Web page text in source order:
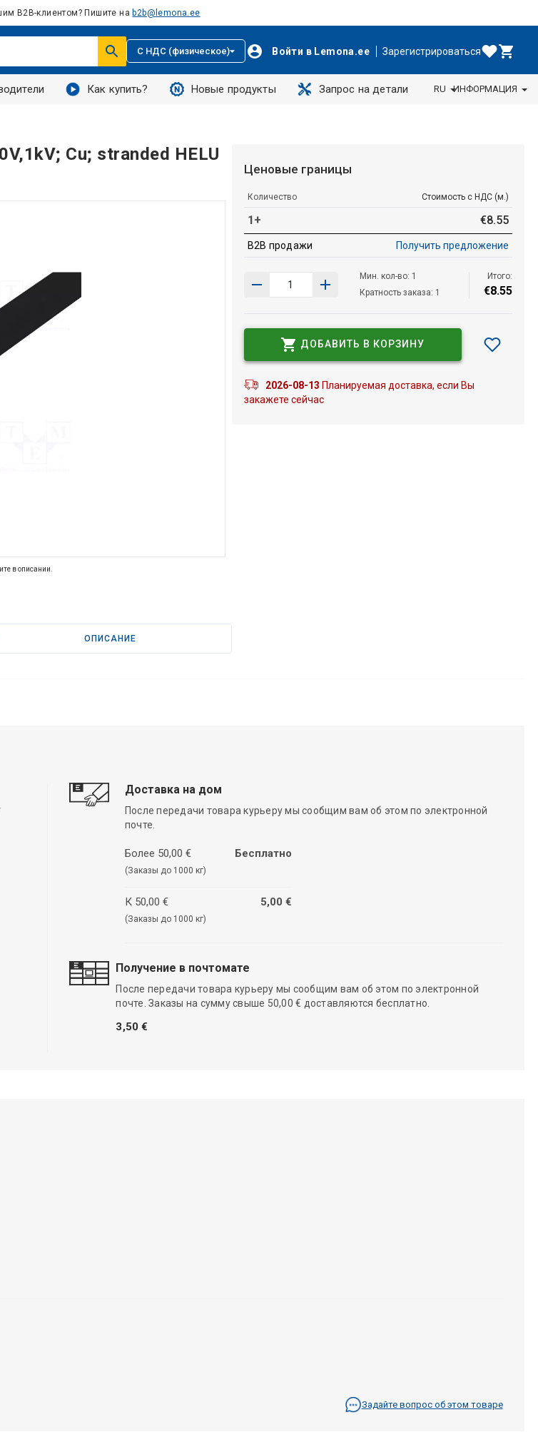
B2B-клиентом? Пишите на b2b@lemona.ee
С НДС (физическое) Войти в Lemona.ee Зарегистрироваться
Как купить? Новые продукты Запрос на детали RU ИНФОРМАЦИЯ
Cu; stranded HELU
в описании.
ОПИСАНИЕ
Ценовые границы
Количество Стоимость с НДС (м.)
1+ €8.55
B2B продажи Получить предложение
Мин. кол-во: 1
Кратность заказа: 1
Итого:
€8.55
ДОБАВИТЬ В КОРЗИНУ
2026-08-13 Планируемая доставка, если Вы
закажете сейчас
Доставка на дом
После передачи товара курьеру мы сообщим вам об этом по электронной
почте.
Более 50,00 €
(Заказы до 1000 кг)
Бесплатно
К 50,00 €
(Заказы до 1000 кг)
5,00 €
Получение в почтомате
После передачи товара курьеру мы сообщим вам об этом по электронной
почте. Заказы на сумму свыше 50,00 € доставляются бесплатно.
3,50 €
Задайте вопрос об этом товаре